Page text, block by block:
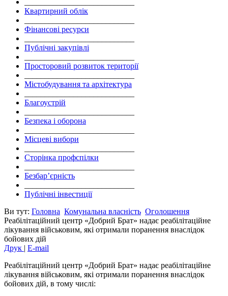
Квартирний облік
Фінансові ресурси
Публічні закупівлі
Просторовий розвиток території
Містобудування та архітектура
Благоустрій
Безпека і оборона
Місцеві вибори
Сторінка профспілки
Безбар’єрність
Публічні інвестиції
Ви тут: Головна Комунальна власність Оголошення
Реабілітаційний центр «Добрий Брат» надає реабілітаційне
лікування військовим, які отримали поранення внаслідок
бойових дій
Друк | E-mail
Реабілітаційний центр «Добрий Брат» надає реабілітаційне
лікування військовим, які отримали поранення внаслідок
бойових дій, в тому числі: